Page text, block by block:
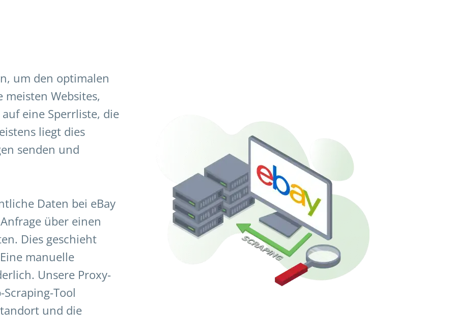
um den optimalen
Websites,
eine Sperrliste, die
liegt dies
senden und
Daten bei eBay
über einen
Dies geschieht
manuelle
Unsere Proxy-
Tool
und die